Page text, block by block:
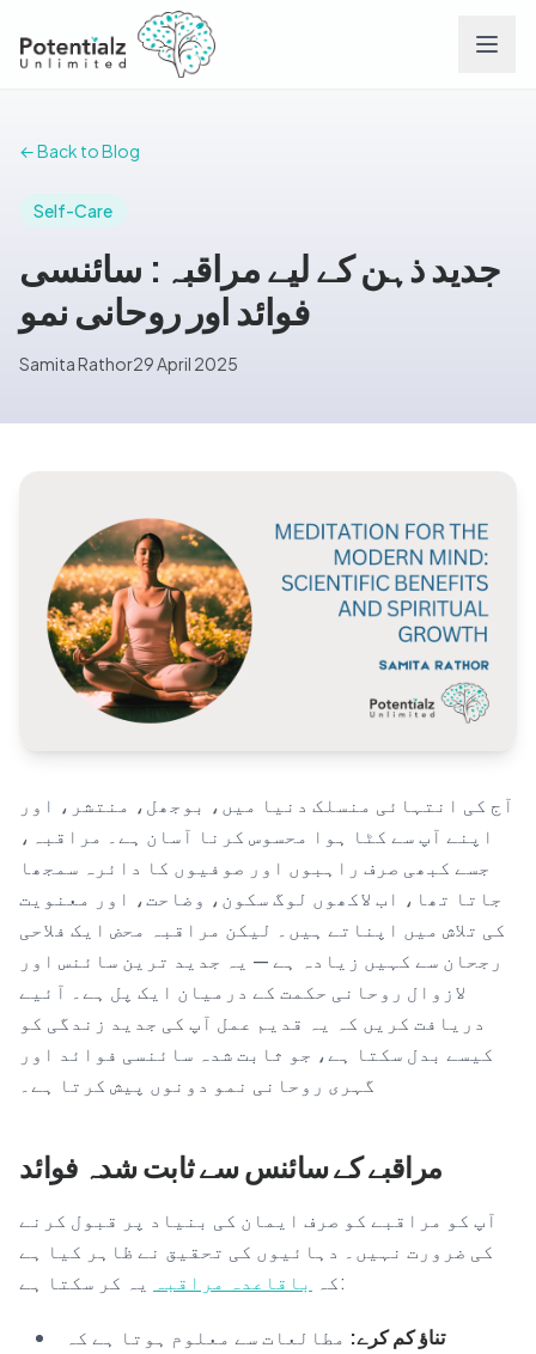
Careers
Blog
📞 0410 261 838
Book Appointment
← Back to Blog
Self-Care
جدید ذہن کے لیے مراقبہ: سائنسی
فوائد اور روحانی نمو
Samita Rathor29 April 2025
آج کی انتہائی منسلک دنیا میں، بوجھل، منتشر، اور
اپنے آپ سے کٹا ہوا محسوس کرنا آسان ہے۔ مراقبہ،
جسے کبھی صرف راہبوں اور صوفیوں کا دائرہ سمجھا
جاتا تھا، اب لاکھوں لوگ سکون، وضاحت، اور معنویت
کی تلاش میں اپناتے ہیں۔ لیکن مراقبہ محض ایک فلاحی
رجحان سے کہیں زیادہ ہے — یہ جدید ترین سائنس اور
لازوال روحانی حکمت کے درمیان ایک پل ہے۔ آئیے
دریافت کریں کہ یہ قدیم عمل آپ کی جدید زندگی کو
کیسے بدل سکتا ہے، جو ثابت شدہ سائنسی فوائد اور
گہری روحانی نمو دونوں پیش کرتا ہے۔
مراقبے کے سائنس سے ثابت شدہ فوائد
آپ کو مراقبے کو صرف ایمان کی بنیاد پر قبول کرنے
کی ضرورت نہیں۔ دہائیوں کی تحقیق نے ظاہر کیا ہے
کہ
باقاعدہ مراقبہ یہ کر سکتا ہے:
تناؤ کم کرے: مطالعات سے معلوم ہوتا ہے کہ